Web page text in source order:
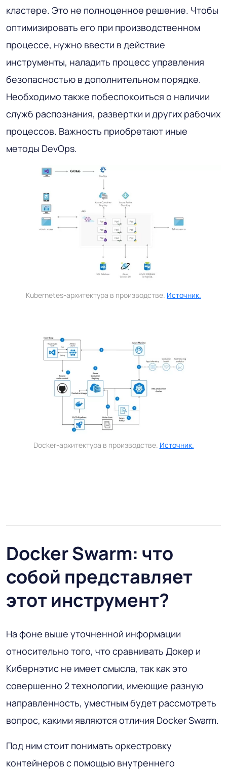
кластере. Это не полноценное решение. Чтобы
оптимизировать его при производственном
процессе, нужно ввести в действие
инструменты, наладить процесс управления
безопасностью в дополнительном порядке.
Необходимо также побеспокоиться о наличии
служб распознания, развертки и других рабочих
процессов. Важность приобретают иные
методы DevOps.
Kubernetes-архитектура в производстве. Источник.
Docker-архитектура в производстве. Источник.
Docker Swarm: что
собой представляет
этот инструмент?
На фоне выше уточненной информации
относительно того, что сравнивать Докер и
Кибернэтис не имеет смысла, так как это
совершенно 2 технологии, имеющие разную
направленность, уместным будет рассмотреть
вопрос, какими являются отличия Docker Swarm.
Под ним стоит понимать оркестровку
контейнеров с помощью внутреннего